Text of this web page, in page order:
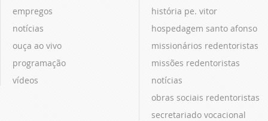
empregos
notícias
ouça ao vivo
programação
vídeos
história pe. vitor
hospedagem santo afonso
missionários redentoristas
missões redentoristas
notícias
obras sociais redentoristas
secretariado vocacional